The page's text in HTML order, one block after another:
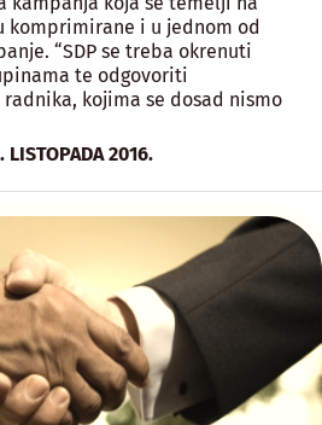
komprimirane i u jednom od
“SDP se treba okrenuti
te odgovoriti
kojima se dosad nismo
LISTOPADA 2016.